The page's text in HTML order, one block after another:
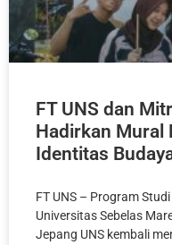
FT UNS dan
Hadirkan Mural
Identitas
FT UNS – Program
Universitas Sebelas
Jepang UNS kembali